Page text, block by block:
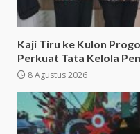
Kaji Tiru ke Kulon
Perkuat Tata Kelola
8 Agustus 2026